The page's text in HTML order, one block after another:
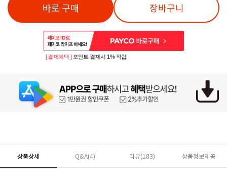
바로 구매 장바구니
[ 결제혜택 ] 포인트 결제시 1% 적립!
상품상세 Q&A(4) 리뷰(183) 상품정보제공